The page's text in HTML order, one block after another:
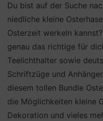
Du bist auf der Suche
niedliche kleine
Osterzeit werkeln
genau das richtige für
Teelichthalter sowie
Schriftzüge und
diesem tollen Bundle
die Möglichkeiten kleine
Dekoration und vieles